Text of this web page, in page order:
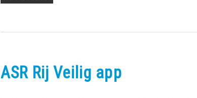
ASR Rij Veilig app